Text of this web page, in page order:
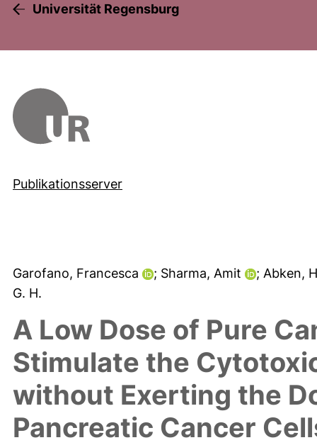
Universität Regensburg
Publikationsserver
Garofano, Francesca ; Sharma, Amit
; Abken,
G. H.
A Low Dose of Pure
Stimulate the
without Exerting the
Pancreatic Cancer